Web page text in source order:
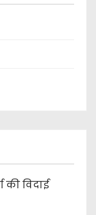
विदाई